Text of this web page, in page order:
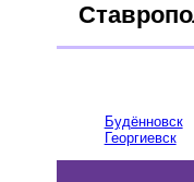
Будённовск
Георгиевск